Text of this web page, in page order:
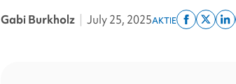
Gabi Burkholz July 25, 2025AKTIE
ShareShare